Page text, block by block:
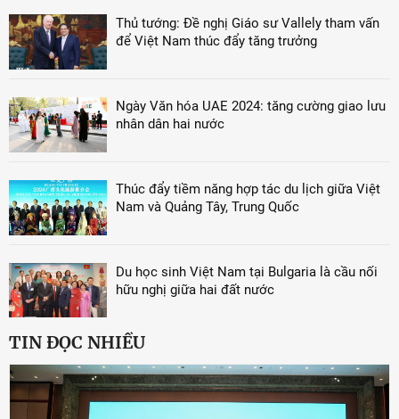
Thủ tướng: Đề nghị Giáo sư Vallely tham vấn
để Việt Nam thúc đẩy tăng trưởng
Ngày Văn hóa UAE 2024: tăng cường giao lưu
nhân dân hai nước
Thúc đẩy tiềm năng hợp tác du lịch giữa Việt
Nam và Quảng Tây, Trung Quốc
Du học sinh Việt Nam tại Bulgaria là cầu nối
hữu nghị giữa hai đất nước
TIN ĐỌC NHIỀU